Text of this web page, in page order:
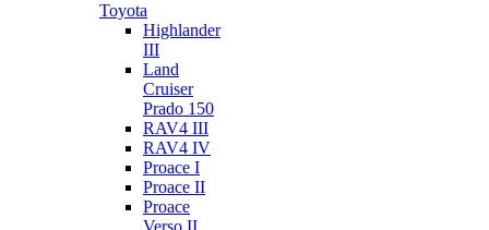
Toyota
Highlander
III
Land
Cruiser
Prado 150
RAV4 III
RAV4 IV
Proace I
Proace II
Proace
Verso II